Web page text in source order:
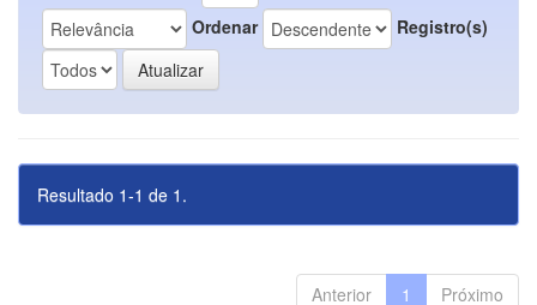
Ordenar
Registro(s)
Resultado 1-1 de 1.
Anterior 1 Próximo